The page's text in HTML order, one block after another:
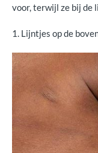
voor, terwijl ze bij de
1. Lijntjes op de